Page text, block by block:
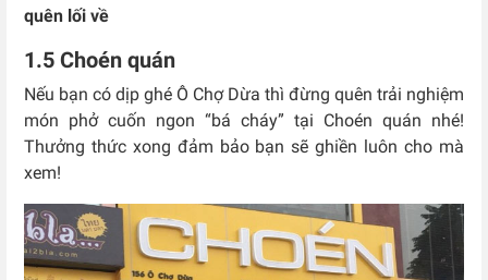
quên lối về
1.5 Choén quán
Nếu bạn có dịp ghé Ô Chợ Dừa thì đừng quên trải nghiệm
món phở cuốn ngon “bá cháy” tại Choén quán nhé!
Thưởng thức xong đảm bảo bạn sẽ ghiền luôn cho mà
xem!